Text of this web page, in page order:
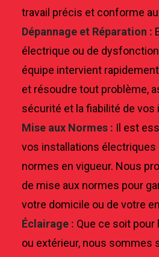
travail précis et conforme
Dépannage et Réparation :
électrique ou de
équipe intervient
et résoudre tout problème,
sécurité et la fiabilité de vos
Mise aux Normes : Il est
vos installations
normes en vigueur. Nous
de mise aux normes pour
votre domicile ou de votre
Éclairage : Que ce soit pour
ou extérieur, nous sommes